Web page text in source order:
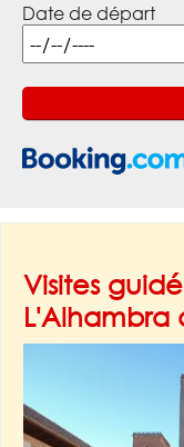
Date de départ
Visites
L'Alhambra